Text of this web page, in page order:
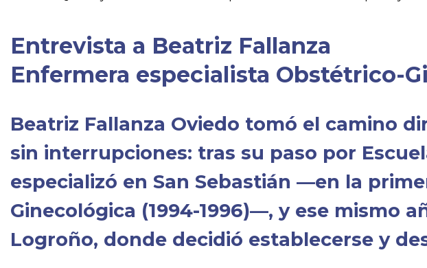
Entrevista a Beatriz Fallanza
Enfermera especialista Obstétrico-
Beatriz Fallanza Oviedo tomó el camino
sin interrupciones: tras su paso por
especializó en San Sebastián —en la
Ginecológica (1994-1996)—, y ese mismo
Logroño, donde decidió establecerse y